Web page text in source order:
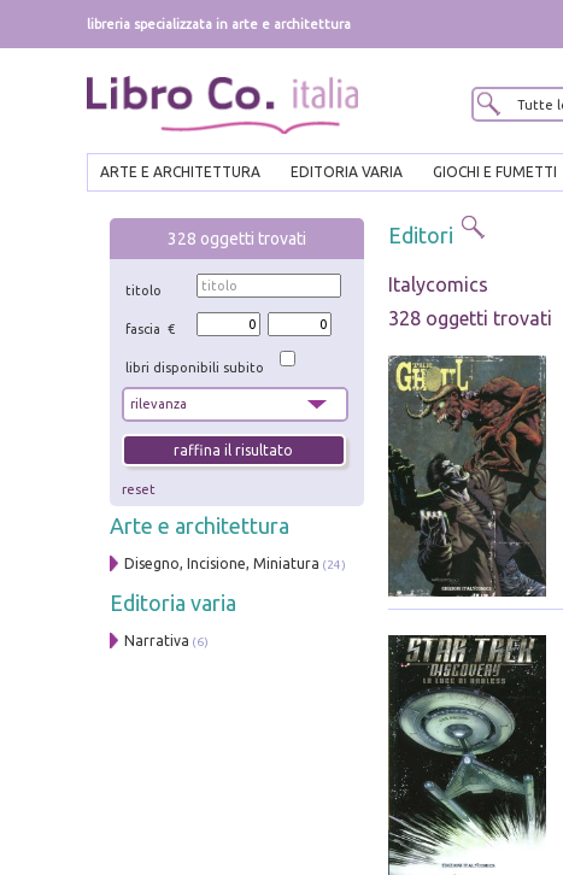
libreria specializzata in arte e architettura
ARTE E ARCHITETTURA EDITORIA VARIA GIOCHI E FUMETTI
328 oggetti trovati
titolo
fascia €
libri disponibili subito
reset
Arte e architettura
Disegno, Incisione, Miniatura (24)
Editoria varia
Narrativa (6)
Editori
Italycomics
328 oggetti trovati